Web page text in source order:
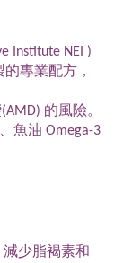
Institute NEI )
專業配方，
的風險。
魚油 Omega-3
少脂褐素和